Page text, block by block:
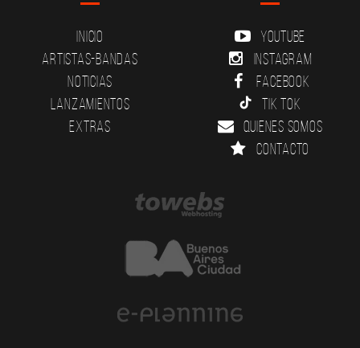
Inicio
Artistas-Bandas
Noticias
Lanzamientos
Extras
YouTube
Instagram
Facebook
Tik Tok
Quienes somos
Contacto